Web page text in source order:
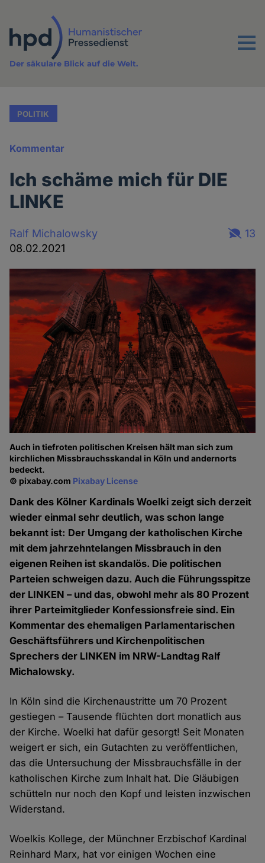
Inhalt
Menu
Der säkulare Blick auf die Welt.
POLITIK
Kommentar
Ich schäme mich für DIE
LINKE
Ralf Michalowsky
08.02.2021
13
Auch in tiefroten politischen Kreisen hält man sich zum
kirchlichen Missbrauchsskandal in Köln und andernorts
bedeckt.
© pixabay.com Pixabay License
Dank des Kölner Kardinals Woelki zeigt sich derzeit
wieder einmal sehr deutlich, was schon lange
bekannt ist: Der Umgang der katholischen Kirche
mit dem jahrzehntelangen Missbrauch in den
eigenen Reihen ist skandalös. Die politischen
Parteien schweigen dazu. Auch die Führungsspitze
der LINKEN – und das, obwohl mehr als 80 Prozent
ihrer Parteimitglieder Konfessionsfreie sind. Ein
Kommentar des ehemaligen Parlamentarischen
Geschäftsführers und Kirchenpolitischen
Sprechers der LINKEN im NRW-Landtag Ralf
Michalowsky.
In Köln sind die Kirchenaustritte um 70 Prozent
gestiegen – Tausende flüchten dort monatlich aus
der Kirche. Woelki hat dafür gesorgt! Seit Monaten
weigert er sich, ein Gutachten zu veröffentlichen,
das die Untersuchung der Missbrauchsfälle in der
katholischen Kirche zum Inhalt hat. Die Gläubigen
schütteln nur noch den Kopf und leisten inzwischen
Widerstand.
Woelkis Kollege, der Münchner Erzbischof Kardinal
Reinhard Marx, hat vor einigen Wochen eine